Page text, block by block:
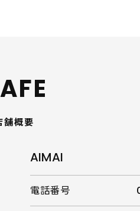
舗概要
AIMAI
電話番号